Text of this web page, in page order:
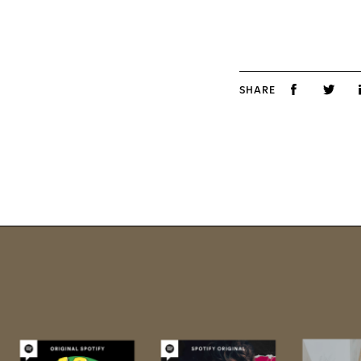
SHARE